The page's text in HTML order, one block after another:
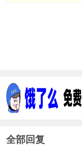
全部回复